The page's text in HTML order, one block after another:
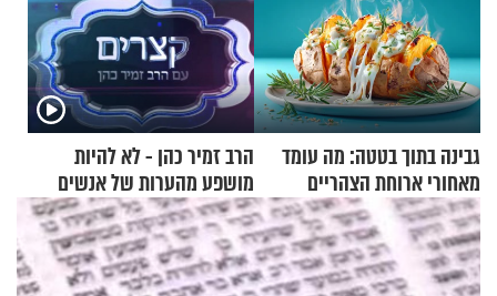
גבינה בתוך בטטה: מה עומד
מאחורי ארוחת הצהריים
שכבשה את הרשת?
הרב זמיר כהן - לא להיות
מושפע מהערות של אנשים